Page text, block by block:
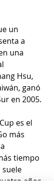
un
a
una
Hsu,
ganó
en 2005.
es el
más
tiempo
suele
años.